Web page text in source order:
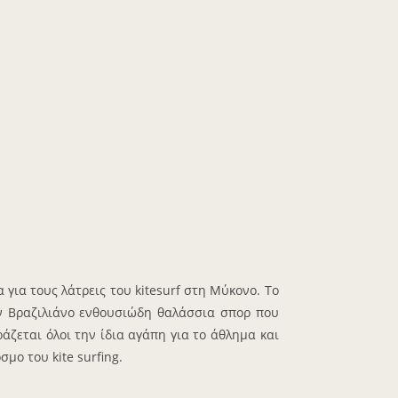
τους λάτρεις του kitesurf στη Μύκονο. Το
ενθουσιώδη θαλάσσια σπορ που
όλοι την ίδια αγάπη για το άθλημα και
του kite surfing.